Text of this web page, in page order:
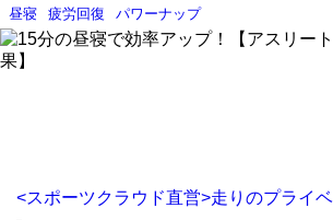
昼寝
疲労回復 パワーナップ
<スポーツクラウド直営>走りのプライ